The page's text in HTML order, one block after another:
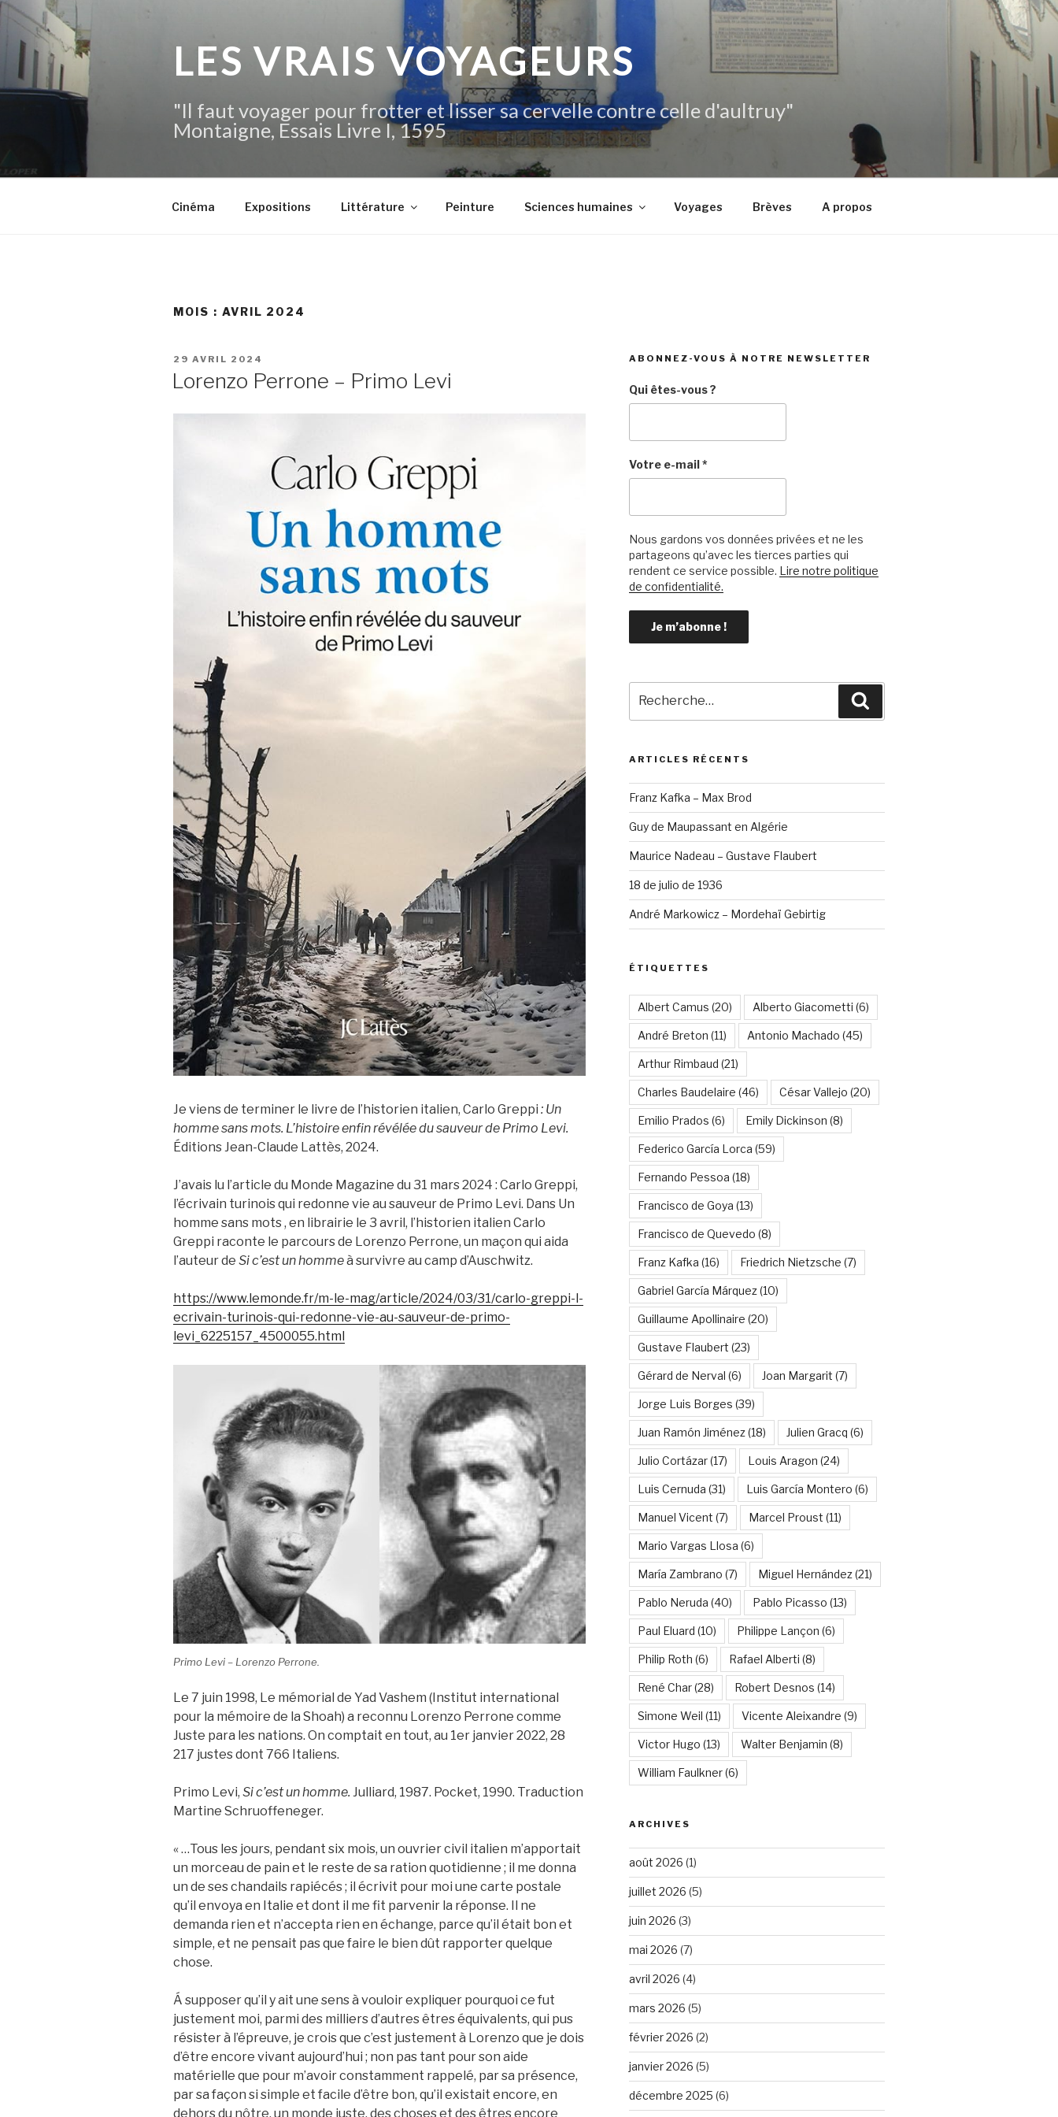
Aller
contenu
principal
LES VRAIS VOYAGEURS
"Il faut voyager pour frotter et lisser sa cervelle contre celle d'aultruy"
Montaigne, Essais Livre I, 1595
Cinéma Expositions Littérature Peinture Sciences humaines Voyages Brèves A propos
MOIS : AVRIL 2024
PUBLIÉ
29 AVRIL 2024
Lorenzo Perrone – Primo Levi
Je viens de terminer le livre de l’historien italien, Carlo Greppi : Un
homme sans mots. L’histoire enfin révélée du sauveur de Primo Levi.
Éditions Jean-Claude Lattès, 2024.
J’avais lu l’article du Monde Magazine du 31 mars 2024 : Carlo Greppi,
l’écrivain turinois qui redonne vie au sauveur de Primo Levi. Dans Un
homme sans mots , en librairie le 3 avril, l’historien italien Carlo
Greppi raconte le parcours de Lorenzo Perrone, un maçon qui aida
l’auteur de Si c’est un hommeà survivre au camp d’Auschwitz.
https://www.lemonde.fr/m-le-mag/article/2024/03/31/carlo-greppi-l-
ecrivain-turinois-qui-redonne-vie-au-sauveur-de-primo-
levi_6225157_4500055.html
Primo Levi – Lorenzo Perrone.
Le 7 juin 1998, Le mémorial de Yad Vashem (Institut international
pour la mémoire de la Shoah) a reconnu Lorenzo Perrone comme
Juste para les nations. On comptait en tout, au 1er janvier 2022, 28
217 justes dont 766 Italiens.
Primo Levi, Si c’est un homme. Julliard, 1987. Pocket, 1990. Traduction
Martine Schruoffeneger.
« …Tous les jours, pendant six mois, un ouvrier civil italien m’apportait
un morceau de pain et le reste de sa ration quotidienne ; il me donna
un de ses chandails rapiécés ; il écrivit pour moi une carte postale
qu’il envoya en Italie et dont il me fit parvenir la réponse. Il ne
demanda rien et n’accepta rien en échange, parce qu’il était bon et
simple, et ne pensait pas que faire le bien dût rapporter quelque
chose.
Á supposer qu’il y ait une sens à vouloir expliquer pourquoi ce fut
justement moi, parmi des milliers d’autres êtres équivalents, qui pus
résister à l’épreuve, je crois que c’est justement à Lorenzo que je dois
d’être encore vivant aujourd’hui ; non pas tant pour son aide
matérielle que pour m’avoir constamment rappelé, par sa présence,
par sa façon si simple et facile d’être bon, qu’il existait encore, en
dehors du nôtre, un monde juste, des choses et des êtres encore
ABONNEZ-VOUS À NOTRE NEWSLETTER
Qui êtes-vous ?
Votre e-mail*
Nous gardons vos données privées et ne les
partageons qu’avec les tierces parties qui
rendent ce service possible. Lire notre politique
de confidentialité.
pour
:
ARTICLES RÉCENTS
Franz Kafka – Max Brod
Guy de Maupassant en Algérie
Maurice Nadeau – Gustave Flaubert
18 de julio de 1936
André Markowicz – Mordehaï Gebirtig
ÉTIQUETTES
Albert Camus (20) Alberto Giacometti (6)
André Breton (11) Antonio Machado (45)
Arthur Rimbaud (21)
Charles Baudelaire (46) César Vallejo (20)
Emilio Prados (6) Emily Dickinson (8)
Federico García Lorca (59)
Fernando Pessoa (18)
Francisco de Goya (13)
Francisco de Quevedo (8)
Franz Kafka (16) Friedrich Nietzsche (7)
Gabriel García Márquez(10)
Guillaume Apollinaire (20)
Gustave Flaubert (23)
Gérard de Nerval (6) Joan Margarit (7)
Jorge Luis Borges (39)
Juan Ramón Jiménez(18) Julien Gracq (6)
Julio Cortázar(17) Louis Aragon (24)
Luis Cernuda (31) Luis García Montero (6)
Manuel Vicent (7) Marcel Proust (11)
Mario Vargas Llosa (6)
María Zambrano (7) Miguel Hernández(21)
Pablo Neruda (40) Pablo Picasso (13)
Paul Eluard (10) Philippe Lançon (6)
Philip Roth (6) Rafael Alberti (8)
René Char(28) Robert Desnos (14)
Simone Weil (11) Vicente Aleixandre (9)
Victor Hugo (13) Walter Benjamin (8)
William Faulkner(6)
ARCHIVES
août 2026 (1)
juillet 2026 (5)
juin 2026 (3)
mai 2026 (7)
avril 2026 (4)
mars 2026 (5)
février 2026 (2)
janvier 2026 (5)
décembre 2025 (6)